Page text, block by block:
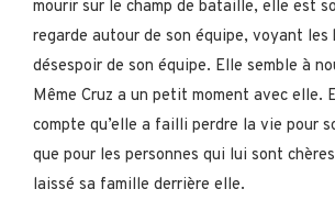
mourir sur le champ de bataille, elle est
regarde autour de son équipe, voyant les
désespoir de son équipe. Elle semble à
Même Cruz a un petit moment avec elle.
compte qu’elle a failli perdre la vie pour
que pour les personnes qui lui sont
laissé sa famille derrière elle.